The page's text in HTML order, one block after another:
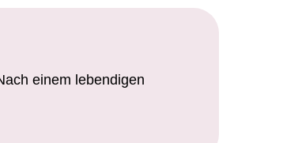
einem lebendigen